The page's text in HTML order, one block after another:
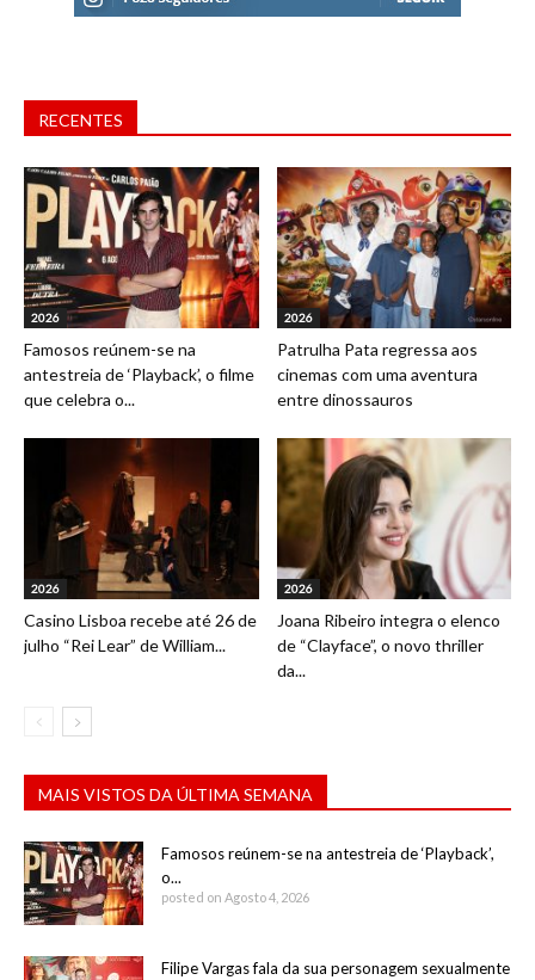
RECENTES
2026
Famosos reúnem-se na
antestreia de ‘Playback’, o filme
que celebra o...
2026
Patrulha Pata regressa aos
cinemas com uma aventura
entre dinossauros
2026
Casino Lisboa recebe até 26 de
julho “Rei Lear” de William...
2026
Joana Ribeiro integra o elenco
de “Clayface”, o novo thriller
da...
MAIS VISTOS DA ÚLTIMA SEMANA
Famosos reúnem-se na antestreia de ‘Playback’,
o...
posted on Agosto 4, 2026
Filipe Vargas fala da sua personagem sexualmente